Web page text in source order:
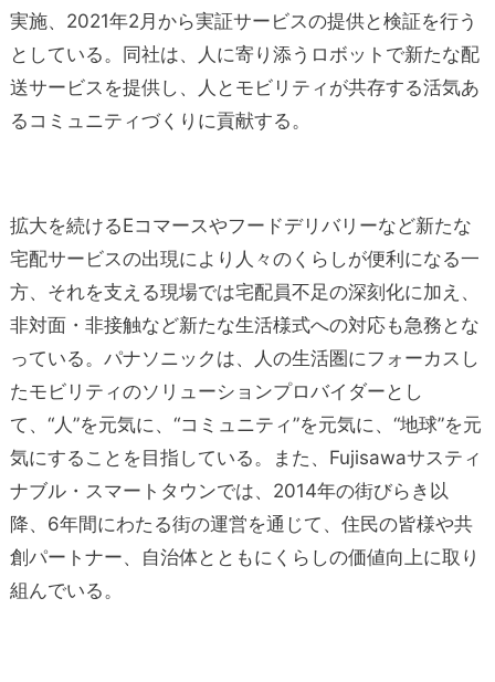
実施、2021年2月から実証サービスの提供と検証を行う
としている。同社は、人に寄り添うロボットで新たな配
送サービスを提供し、人とモビリティが共存する活気あ
るコミュニティづくりに貢献する。
拡大を続けるEコマースやフードデリバリーなど新たな
宅配サービスの出現により人々のくらしが便利になる一
方、それを支える現場では宅配員不足の深刻化に加え、
非対面・非接触など新たな生活様式への対応も急務とな
っている。パナソニックは、人の生活圏にフォーカスし
たモビリティのソリューションプロバイダーとし
て、“人”を元気に、“コミュニティ”を元気に、“地球”を元
気にすることを目指している。また、Fujisawaサスティ
ナブル・スマートタウンでは、2014年の街びらき以
降、6年間にわたる街の運営を通じて、住民の皆様や共
創パートナー、自治体とともにくらしの価値向上に取り
組んでいる。